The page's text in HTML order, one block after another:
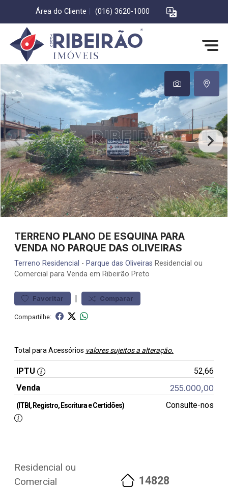
Área do Cliente (016) 3620-1000
TERRENO PLANO DE ESQUINA PARA
VENDA NO PARQUE DAS OLIVEIRAS
Terreno Residencial - Parque das Oliveiras Residencial ou
Comercial para Venda em Ribeirão Preto
Favoritar | Comparar
Compartilhe:
Total para Acessórios valores sujeitos a alteração.
IPTU
52,66
Venda
255.000,00
(ITBI, Registro, Escritura e Certidões) Consulte-nos
Residencial ou
Comercial
14828